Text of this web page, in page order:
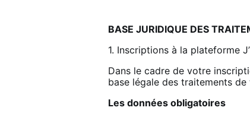
BASE JURIDIQUE DES
1. Inscriptions à la plateforme
Dans le cadre de votre
base légale des traitements de
Les données obligatoires